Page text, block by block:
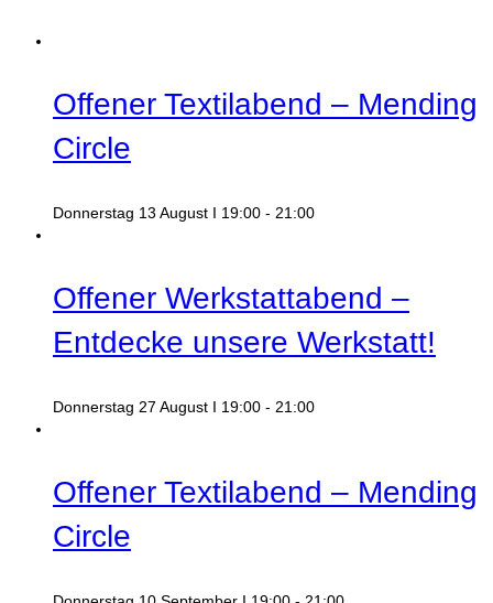
Offener Textilabend – Mending
Circle
Donnerstag 13 August I 19:00 - 21:00
Offener Werkstattabend –
Entdecke unsere Werkstatt!
Donnerstag 27 August I 19:00 - 21:00
Offener Textilabend – Mending
Circle